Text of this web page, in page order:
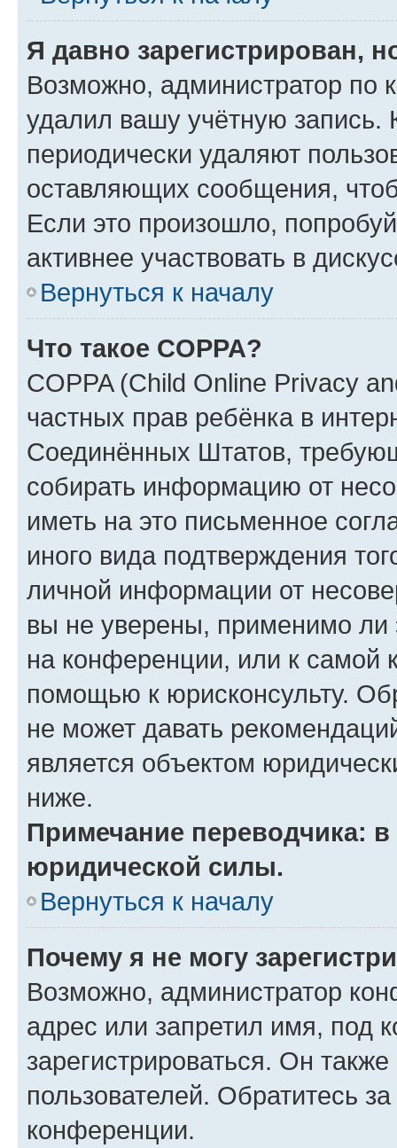
Я давно зарегистрирован,
Возможно, администратор по
удалил вашу учётную запись.
периодически удаляют
оставляющих сообщения,
Если это произошло,
активнее участвовать в
Вернуться к началу
Что такое COPPA?
COPPA (Child Online Privacy
частных прав ребёнка в
Соединённых Штатов,
собирать информацию от
иметь на это письменное
иного вида подтверждения
личной информации от
вы не уверены, применимо ли
на конференции, или к самой
помощью к юрисконсульту.
не может давать
является объектом
ниже.
Примечание переводчика:
юридической силы.
Вернуться к началу
Почему я не могу
Возможно, администратор
адрес или запретил имя, под
зарегистрироваться. Он
пользователей. Обратитесь
конференции.